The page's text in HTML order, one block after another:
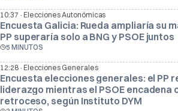
10:37 · Elecciones Autonómicas
Encuesta Galicia: Rueda ampliaría su
PP superaría solo a BNG y PSOE juntos
5 MINUTOS
12:28· Elecciones Generales
Encuesta elecciones generales: el PP
liderazgo mientras el PSOE encadena
retroceso, según Instituto DYM